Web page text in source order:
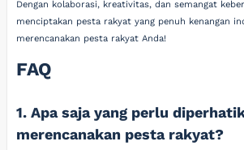
Dengan kolaborasi, kreativitas, dan semangat
menciptakan pesta rakyat yang penuh kenangan
merencanakan pesta rakyat Anda!
FAQ
1. Apa saja yang perlu
merencanakan pesta rakyat?